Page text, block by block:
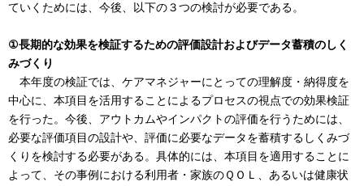
ていくためには、今後、以下の３つの検討が必要である。
①長期的な効果を検証するための評価設計およびデータ蓄積のしく
みづくり
本年度の検証では、ケアマネジャーにとっての理解度・納得度を
中心に、本項目を活用することによるプロセスの視点での効果検証
を行った。今後、アウトカムやインパクトの評価を行うためには、
必要な評価項目の設計や、評価に必要なデータを蓄積するしくみづ
くりを検討する必要がある。具体的には、本項目を適用することに
よって、その事例における利用者・家族のＱＯＬ、あるいは健康状